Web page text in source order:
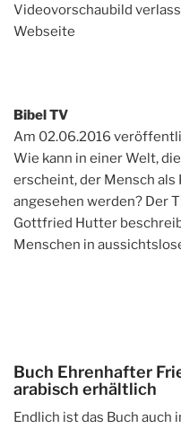
Videovorschaubild
Webseite
Bibel TV
Am 02.06.2016
Wie kann in einer Welt,
erscheint, der Mensch als
angesehen werden? Der
Gottfried Hutter
Menschen in
Buch Ehrenhafter
arabisch erhältlich
Endlich ist das Buch auch